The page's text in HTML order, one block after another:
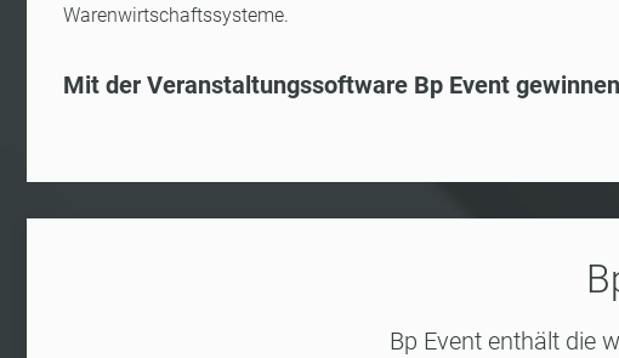
Warenwirtschaftssysteme.
Mit der Veranstaltungssoftware Bp Event
Bp Event enthält die